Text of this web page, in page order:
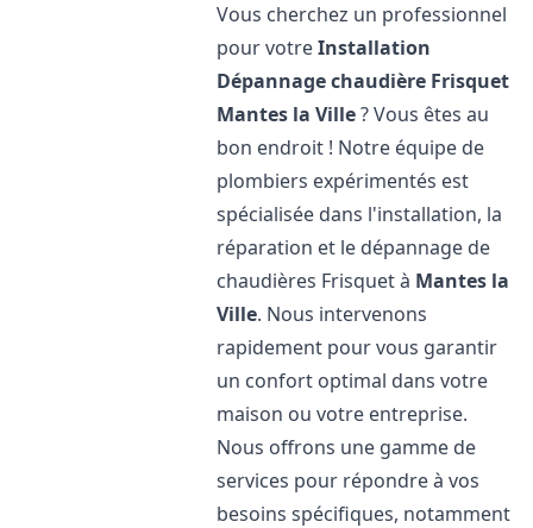
Vous cherchez un professionnel
pour votreInstallation
Dépannage chaudière Frisquet
Mantes la Ville? Vous êtes au
bon endroit ! Notre équipe de
plombiers expérimentés est
spécialisée dans l'installation, la
réparation et le dépannage de
chaudières Frisquet à Mantes la
Ville. Nous intervenons
rapidement pour vous garantir
un confort optimal dans votre
maison ou votre entreprise.
Nous offrons une gamme de
services pour répondre à vos
besoins spécifiques, notamment